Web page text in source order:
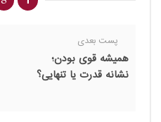
پست بعدی
همیشه قوی بودن؛
نشانه قدرت یا تنهایی؟